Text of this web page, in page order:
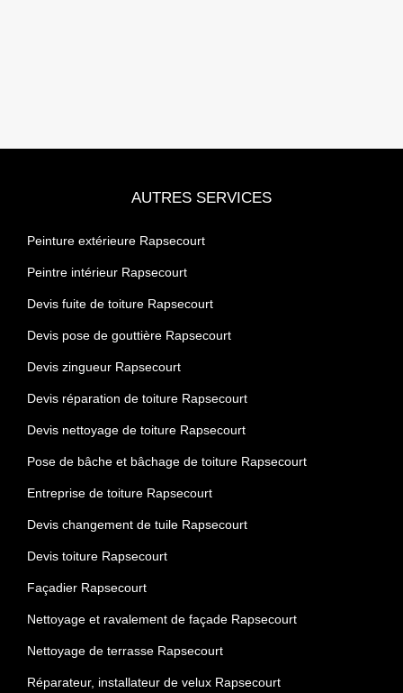
AUTRES SERVICES
Peinture extérieure Rapsecourt
Peintre intérieur Rapsecourt
Devis fuite de toiture Rapsecourt
Devis pose de gouttière Rapsecourt
Devis zingueur Rapsecourt
Devis réparation de toiture Rapsecourt
Devis nettoyage de toiture Rapsecourt
Pose de bâche et bâchage de toiture Rapsecourt
Entreprise de toiture Rapsecourt
Devis changement de tuile Rapsecourt
Devis toiture Rapsecourt
Façadier Rapsecourt
Nettoyage et ravalement de façade Rapsecourt
Nettoyage de terrasse Rapsecourt
Réparateur, installateur de velux Rapsecourt